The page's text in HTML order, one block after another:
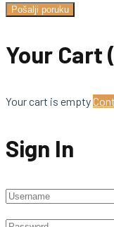
Pošalji poruku
Your Cart
Your cart is empty
Sign In